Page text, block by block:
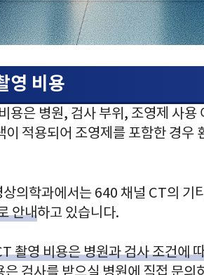
영 비용
용은 병원, 검사 부위, 조영제 사용
이 적용되어 조영제를 포함한 경우
상의학과에서는 640 채널 CT의 기
안내하고 있습니다.
촬영 비용은 병원과 검사 조건에